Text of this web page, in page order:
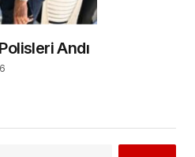
Andı